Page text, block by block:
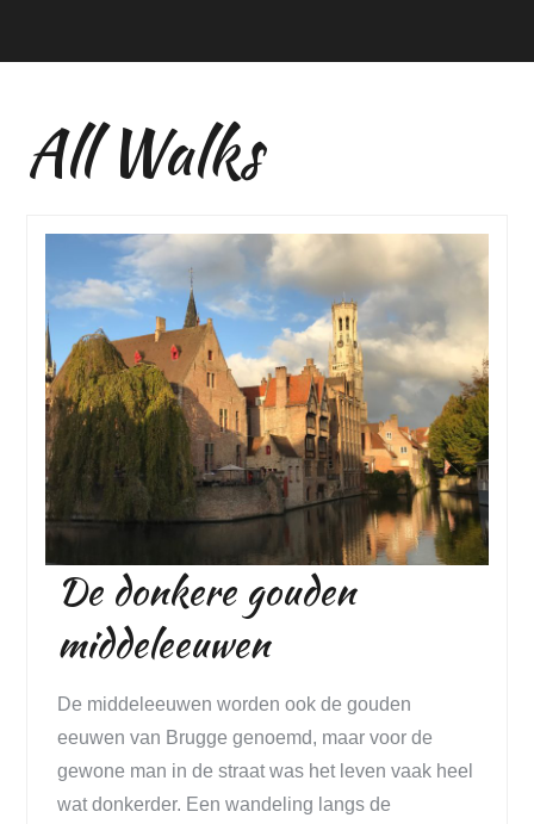
All Walks
De donkere gouden
middeleeuwen
De middeleeuwen worden ook de gouden
eeuwen van Brugge genoemd, maar voor de
gewone man in de straat was het leven vaak heel
wat donkerder. Een wandeling langs de